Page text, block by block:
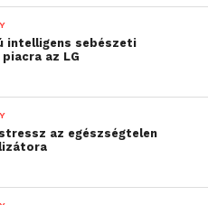
mivel a jól beállított
lehet kontrollra a
a kapcsolatot
érdekében még
életmódra.
intelligens sebészeti
az LG
az egészségtelen